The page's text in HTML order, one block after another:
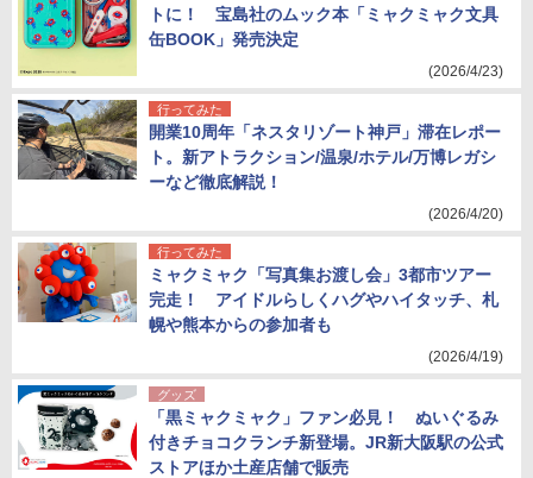
トに！ 宝島社のムック本「ミャクミャク文具
缶BOOK」発売決定
(2026/4/23)
行ってみた
開業10周年「ネスタリゾート神戸」滞在レポー
ト。新アトラクション/温泉/ホテル/万博レガシ
ーなど徹底解説！
(2026/4/20)
行ってみた
ミャクミャク「写真集お渡し会」3都市ツアー
完走！ アイドルらしくハグやハイタッチ、札
幌や熊本からの参加者も
(2026/4/19)
グッズ
「黒ミャクミャク」ファン必見！ ぬいぐるみ
付きチョコクランチ新登場。JR新大阪駅の公式
ストアほか土産店舗で販売